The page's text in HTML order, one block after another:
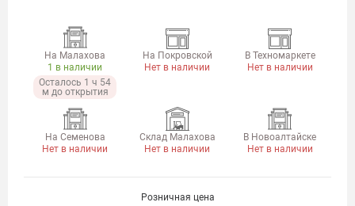
На Малахова
1 в наличии
Осталось 1 ч 54
м до открытия
На Покровской
Нет в наличии
В Техномаркете
Нет в наличии
На Семенова
Нет в наличии
Склад Малахова
Нет в наличии
В Новоалтайске
Нет в наличии
Розничная цена